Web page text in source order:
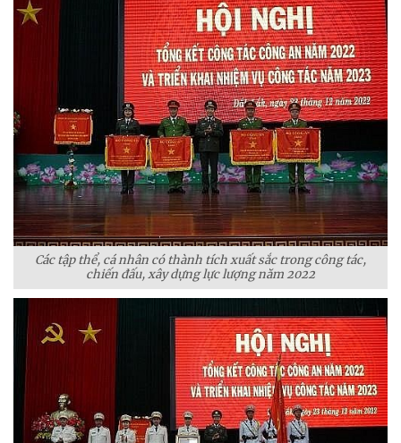
Các tập thể, cá nhân có thành tích xuất sắc trong công tác,
chiến đấu, xây dựng lực lượng năm 2022